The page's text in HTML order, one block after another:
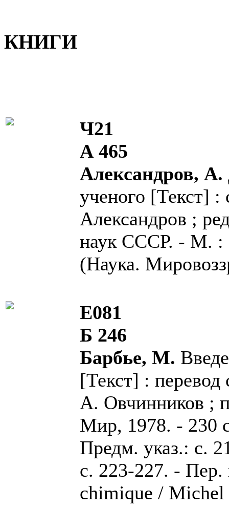
КНИГИ
Ч21
А 465
Александров,
ученого [Текст]
Александров ;
наук СССР. - М. :
(Наука.
Е081
Б 246
Барбье, М.
[Текст] :
А. Овчинников ;
Мир, 1978. - 230
Предм. указ.: с.
с. 223-227. -
chimique / Michel